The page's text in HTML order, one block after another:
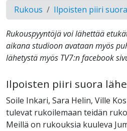
Rukous Ilpoisten piiri
Rukouspyyntöjä voi lähettää
aikana studioon avataan myös
lähetystä myös TV7:n facebook
Ilpoisten piiri suora
Soile Inkari, Sara Helin, Ville
tulevat rukoilemaan teidän
Meillä on rukouksia kuuleva